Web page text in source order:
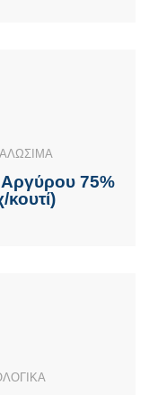
Αργύρου 75%
κουτί)